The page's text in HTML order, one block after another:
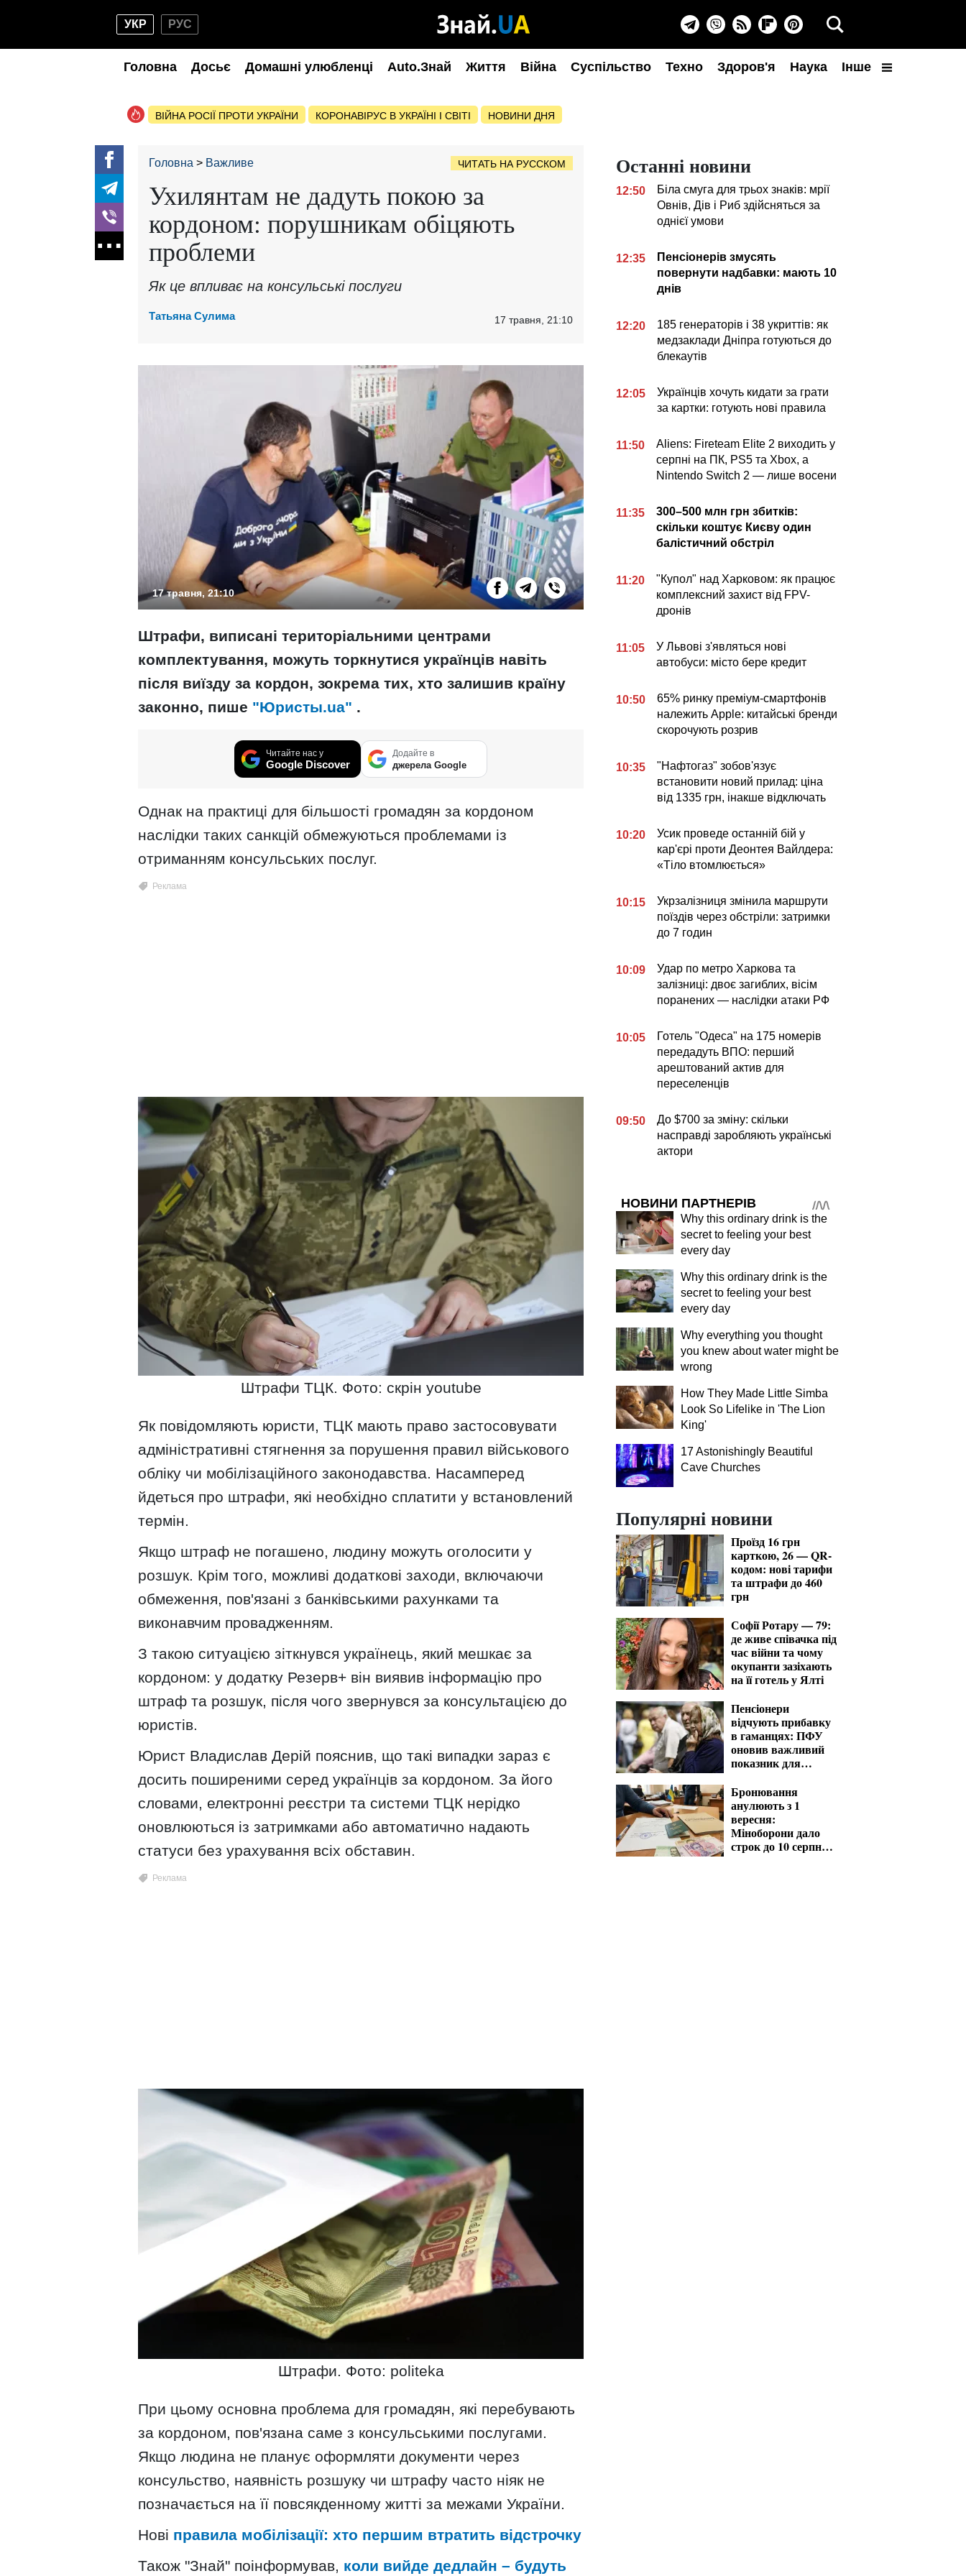
УКР РУС
Головна Досьє Домашні улюбленці Auto.Знай Життя Війна Суспільство Техно Здоров'я Наука Інше
ВІЙНА РОСІЇ ПРОТИ УКРАЇНИ КОРОНАВІРУС В УКРАЇНІ І СВІТІ НОВИНИ ДНЯ
Головна Важливе ЧИТАТЬ НА РУССКОМ
Ухилянтам не дадуть покою за
кордоном: порушникам обіцяють
проблеми
Як це впливає на консульські послуги
Татьяна Сулима 17 травня, 21:10
17 травня, 21:10
Штрафи, виписані територіальними центрами
комплектування, можуть торкнутися українців навіть
після виїзду за кордон, зокрема тих, хто залишив країну
законно, пише "Юристы.ua" .
Читайте нас у
Google Discover
Додайте в
джерела Google
Однак на практиці для більшості громадян за кордоном
наслідки таких санкцій обмежуються проблемами із
отриманням консульських послуг.
Штрафи ТЦК. Фото: скрін youtube
Як повідомляють юристи, ТЦК мають право застосовувати
адміністративні стягнення за порушення правил військового
обліку чи мобілізаційного законодавства. Насамперед
йдеться про штрафи, які необхідно сплатити у встановлений
термін.
Якщо штраф не погашено, людину можуть оголосити у
розшук. Крім того, можливі додаткові заходи, включаючи
обмеження, пов'язані з банківськими рахунками та
виконавчим провадженням.
З такою ситуацією зіткнувся українець, який мешкає за
кордоном: у додатку Резерв+ він виявив інформацію про
штраф та розшук, після чого звернувся за консультацією до
юристів.
Юрист Владислав Дерій пояснив, що такі випадки зараз є
досить поширеними серед українців за кордоном. За його
словами, електронні реєстри та системи ТЦК нерідко
оновлюються із затримками або автоматично надають
статуси без урахування всіх обставин.
Штрафи. Фото: politeka
При цьому основна проблема для громадян, які перебувають
за кордоном, пов'язана саме з консульськими послугами.
Якщо людина не планує оформляти документи через
консульство, наявність розшуку чи штрафу часто ніяк не
позначається на її повсякденному житті за межами України.
Нові правила мобілізації: хто першим втратить відстрочку
Також "Знай" поінформував, коли вийде дедлайн – будуть
Останні новини
12:50
Біла смуга для трьох знаків: мрії
Овнів, Дів і Риб здійсняться за
однієї умови
12:35
Пенсіонерів змусять
повернути надбавки: мають 10
днів
12:20
185 генераторів і 38 укриттів: як
медзаклади Дніпра готуються до
блекаутів
12:05
Українців хочуть кидати за грати
за картки: готують нові правила
11:50
Aliens: Fireteam Elite 2 виходить у
серпні на ПК, PS5 та Xbox, а
Nintendo Switch 2 — лише восени
11:35
300–500 млн грн збитків:
скільки коштує Києву один
балістичний обстріл
11:20
"Купол" над Харковом: як працює
комплексний захист від FPV-
дронів
11:05
У Львові з'являться нові
автобуси: місто бере кредит
10:50
65% ринку преміум-смартфонів
належить Apple: китайські бренди
скорочують розрив
10:35
"Нафтогаз" зобов'язує
встановити новий прилад: ціна
від 1335 грн, інакше відключать
10:20
Усик проведе останній бій у
кар'єрі проти Деонтея Вайлдера:
«Тіло втомлюється»
10:15
Укрзалізниця змінила маршрути
поїздів через обстріли: затримки
до 7 годин
10:09
Удар по метро Харкова та
залізниці: двоє загиблих, вісім
поранених — наслідки атаки РФ
10:05
Готель "Одеса" на 175 номерів
передадуть ВПО: перший
арештований актив для
переселенців
09:50
До $700 за зміну: скільки
насправді заробляють українські
актори
НОВИНИ ПАРТНЕРІВ
Why this ordinary drink is the
secret to feeling your best
every day
Why this ordinary drink is the
secret to feeling your best
every day
Why everything you thought
you knew about water might be
wrong
How They Made Little Simba
Look So Lifelike in 'The Lion
King'
17 Astonishingly Beautiful
Cave Churches
Популярні новини
Проїзд 16 грн
карткою, 26 — QR-
кодом: нові тарифи
та штрафи до 460
грн
Софії Ротару — 79:
де живе співачка під
час війни та чому
окупанти зазіхають
на її готель у Ялті
Пенсіонери
відчують прибавку
в гаманцях: ПФУ
оновив важливий
показник для
Бронювання
анулюють з 1
вересня:
Міноборони дало
строк до 10 серпня